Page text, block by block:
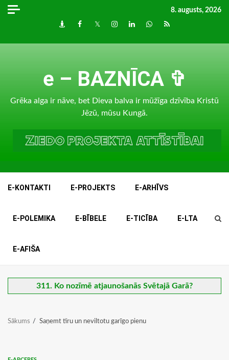
Skip
8. augusts, 2026
DraugiemFacebook
TwitterInstagram
LinkedInwhatsapp
RSS
e – BAZNĪCA ✞
Grēka alga ir nāve, bet Dieva balva ir mūžīga dzīvība Kristū
Jēzū, mūsu Kungā.
E-KONTAKTI E-PROJEKTS E-ARHĪVS
E-POLEMIKA E-BĪBELE E-TICĪBA E-LTA
E-AFIŠA
311. Ko nozīmē atjaunošanās Svētajā Garā?
Sākums Saņemt tīru un neviltotu garīgo pienu